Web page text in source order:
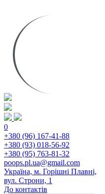
0
+380 (96) 167-41-88
+380 (93) 018-56-92
+380 (95) 763-81-32
poops.pl.ua@gmail.com
Україна, м. Горішні Плавні,
вул. Строни, 1
До контактів